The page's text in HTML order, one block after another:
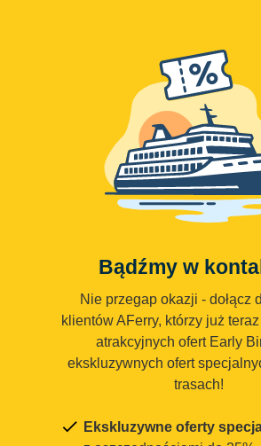
Bądźmy w
Nie przegap okazji - dołącz
klientów AFerry, którzy już
atrakcyjnych ofert Early
ekskluzywnych ofert
trasach!
Ekskluzywne oferty